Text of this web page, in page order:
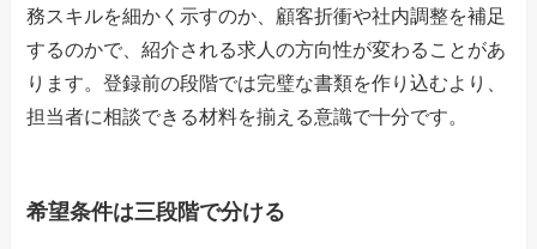
務スキルを細かく示すのか、顧客折衝や社内調整を補足
するのかで、紹介される求人の方向性が変わることがあ
ります。登録前の段階では完璧な書類を作り込むより、
担当者に相談できる材料を揃える意識で十分です。
希望条件は三段階で分ける